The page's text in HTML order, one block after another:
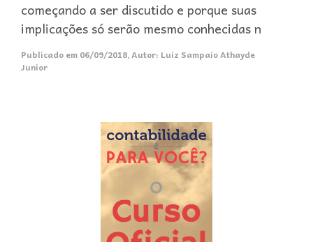
começando a ser discutido e porque suas
implicações só serão mesmo conhecidas n
Publicado em 06/09/2018,Autor: Luiz Sampaio Athayde
Junior